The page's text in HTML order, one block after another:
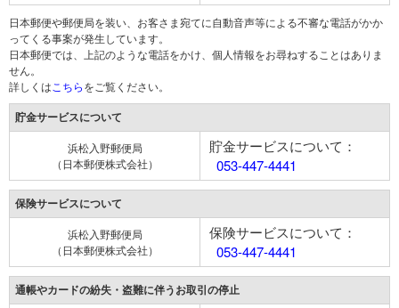
日本郵便や郵便局を装い、お客さま宛てに自動音声等による不審な電話がかか
ってくる事案が発生しています。
日本郵便では、上記のような電話をかけ、個人情報をお尋ねすることはありま
せん。
詳しくは こちらをご覧ください。
貯金サービスについて
浜松入野郵便局
（日本郵便株式会社）
貯金サービスについて：
053-447-4441
保険サービスについて
浜松入野郵便局
（日本郵便株式会社）
保険サービスについて：
053-447-4441
通帳やカードの紛失・盗難に伴うお取引の停止